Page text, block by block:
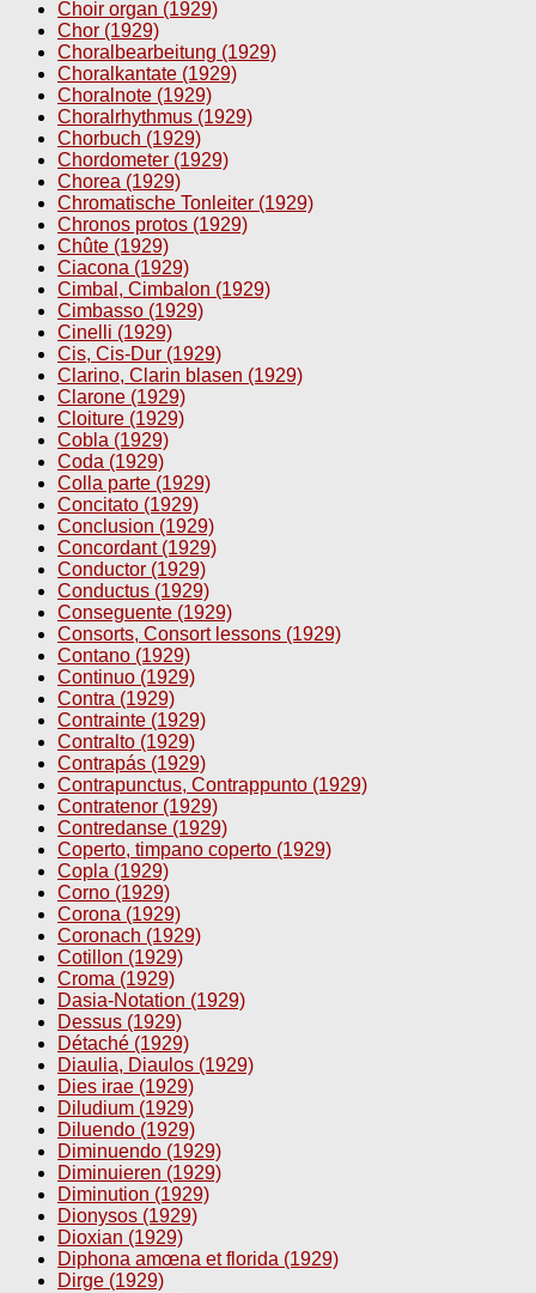
Choir organ (1929)
Chor (1929)
Choralbearbeitung (1929)
Choralkantate (1929)
Choralnote (1929)
Choralrhythmus (1929)
Chorbuch (1929)
Chordometer (1929)
Chorea (1929)
Chromatische Tonleiter (1929)
Chronos protos (1929)
Chûte (1929)
Ciacona (1929)
Cimbal, Cimbalon (1929)
Cimbasso (1929)
Cinelli (1929)
Cis, Cis-Dur (1929)
Clarino, Clarin blasen (1929)
Clarone (1929)
Cloiture (1929)
Cobla (1929)
Coda (1929)
Colla parte (1929)
Concitato (1929)
Conclusion (1929)
Concordant (1929)
Conductor (1929)
Conductus (1929)
Conseguente (1929)
Consorts, Consort lessons (1929)
Contano (1929)
Continuo (1929)
Contra (1929)
Contrainte (1929)
Contralto (1929)
Contrapás (1929)
Contrapunctus, Contrappunto (1929)
Contratenor (1929)
Contredanse (1929)
Coperto, timpano coperto (1929)
Copla (1929)
Corno (1929)
Corona (1929)
Coronach (1929)
Cotillon (1929)
Croma (1929)
Dasia-Notation (1929)
Dessus (1929)
Détaché (1929)
Diaulia, Diaulos (1929)
Dies irae (1929)
Diludium (1929)
Diluendo (1929)
Diminuendo (1929)
Diminuieren (1929)
Diminution (1929)
Dionysos (1929)
Dioxian (1929)
Diphona amœna et florida (1929)
Dirge (1929)